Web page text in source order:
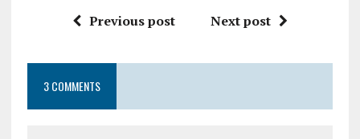
ce
o
o
k
it
r
ai at
A
p
g
ai a
Previous post Next post
3 COMMENTS